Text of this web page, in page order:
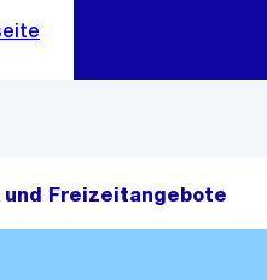
ein Freizeitangebote